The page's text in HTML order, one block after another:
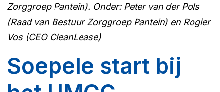
Zorggroep Pantein). Onder: Peter van der Pols
(Raad van Bestuur Zorggroep Pantein) en Rogier
Vos (CEO CleanLease)
Soepele start bij